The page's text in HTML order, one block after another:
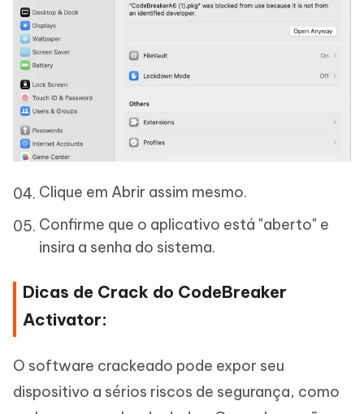
Clique em Abrir assim mesmo.
Confirme que o aplicativo está "aberto" e
insira a senha do sistema.
Dicas de Crack do CodeBreaker
Activator:
O software crackeado pode expor seu
dispositivo a sérios riscos de segurança, como